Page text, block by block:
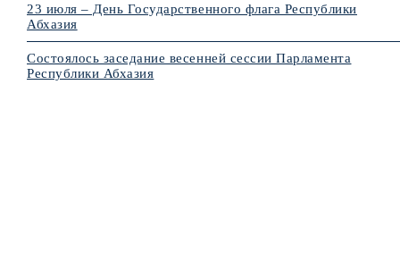
23 июля – День Государственного флага Республики
Абхазия
Состоялось заседание весенней сессии Парламента
Республики Абхазия